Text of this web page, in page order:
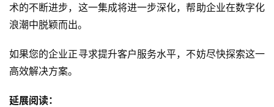
术的不断进步，这一集成将进一步深化，帮助企业在数字化
浪潮中脱颖而出。
如果您的企业正寻求提升客户服务水平，不妨尽快探索这一
高效解决方案。
延展阅读：